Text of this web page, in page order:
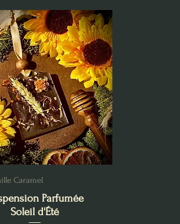
Caramel
Parfumée
Soleil d'Été